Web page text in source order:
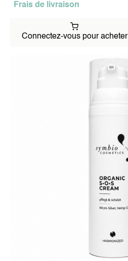
Frais de livraison
Connectez-vous pour acheter